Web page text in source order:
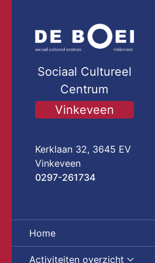
Sociaal Cultureel
Centrum
Vinkeveen
Kerklaan 32, 3645 EV
Vinkeveen
0297-261734
Home
Activiteiten overzicht